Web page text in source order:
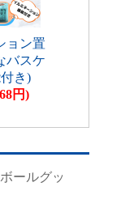
ョン置
バスケ
き)
円)
ールグッ